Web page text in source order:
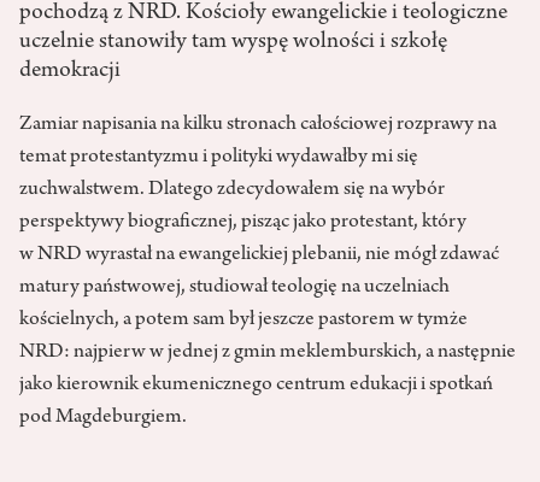
pochodzą z NRD. Kościoły ewangelickie i teologiczne
uczelnie stanowiły tam wyspę wolności i szkołę
demokracji
Zamiar napisania na kilku stronach całościowej rozprawy na
temat protestantyzmu i polityki wydawałby mi się
zuchwalstwem. Dlatego zdecydowałem się na wybór
perspektywy biograficznej, pisząc jako protestant, który
w NRD wyrastał na ewangelickiej plebanii, nie mógł zdawać
matury państwowej, studiował teologię na uczelniach
kościelnych, a potem sam był jeszcze pastorem w tymże
NRD: najpierw w jednej z gmin meklemburskich, a następnie
jako kierownik ekumenicznego centrum edukacji i spotkań
pod Magdeburgiem.